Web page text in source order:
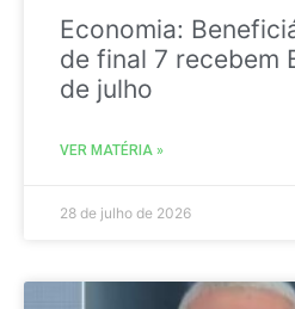
Economia:
de final 7 recebem
de julho
VER MATÉRIA »
28 de julho de 2026